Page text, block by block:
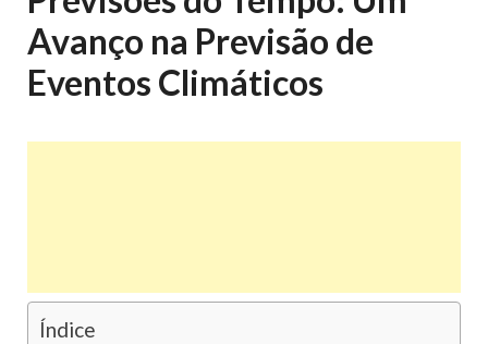
Avanço na Previsão de
Eventos Climáticos
Índice